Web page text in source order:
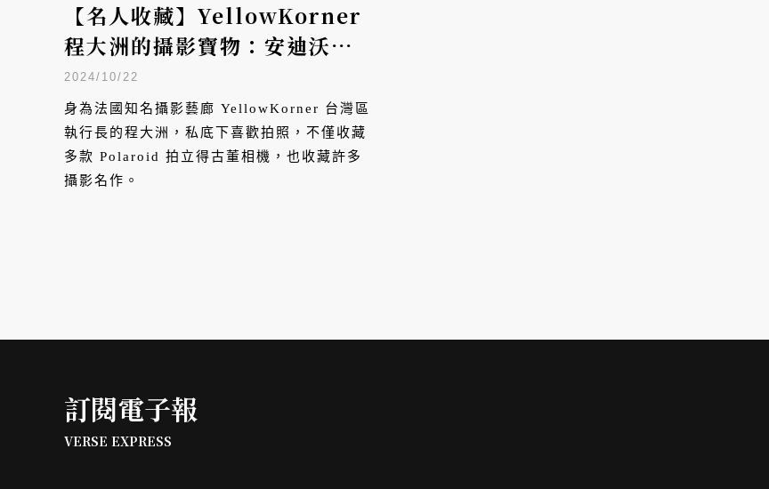
【名人收藏】YellowKorner
程大洲的攝影寶物：安迪沃荷
自拍照、安格爾的小提琴、阿
姆斯壯拍下地球升起那一刻
2024/10/22
身為法國知名攝影藝廊 YellowKorner 台灣區
執行長的程大洲，私底下喜歡拍照，不僅收藏
多款 Polaroid 拍立得古董相機，也收藏許多
攝影名作。
訂閱電子報
VERSE EXPRESS